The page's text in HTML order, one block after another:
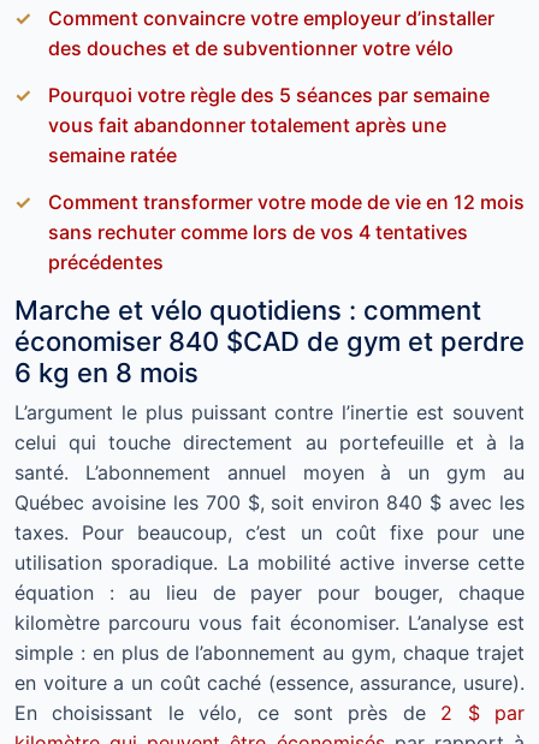
Comment convaincre votre employeur d’installer
des douches et de subventionner votre vélo
Pourquoi votre règle des 5 séances par semaine
vous fait abandonner totalement après une
semaine ratée
Comment transformer votre mode de vie en 12 mois
sans rechuter comme lors de vos 4 tentatives
précédentes
Marche et vélo quotidiens : comment
économiser 840 $CAD de gym et perdre
6 kg en 8 mois
L’argument le plus puissant contre l’inertie est souvent
celui qui touche directement au portefeuille et à la
santé. L’abonnement annuel moyen à un gym au
Québec avoisine les 700 $, soit environ 840 $ avec les
taxes. Pour beaucoup, c’est un coût fixe pour une
utilisation sporadique. La mobilité active inverse cette
équation : au lieu de payer pour bouger, chaque
kilomètre parcouru vous fait économiser. L’analyse est
simple : en plus de l’abonnement au gym, chaque trajet
en voiture a un coût caché (essence, assurance, usure).
En choisissant le vélo, ce sont près de 2 $ par